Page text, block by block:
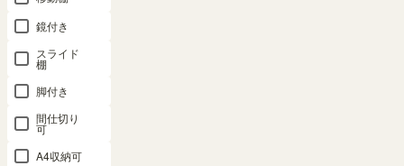
鏡付き
スライド
棚
脚付き
間仕切り
可
A4収納可
移動棚用 棚受ダボ付き
移動棚1枚のご注文につき、専
用の棚受ダボ4つが付属しま
す。